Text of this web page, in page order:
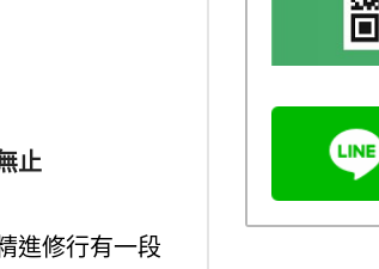
止
進修行有一段